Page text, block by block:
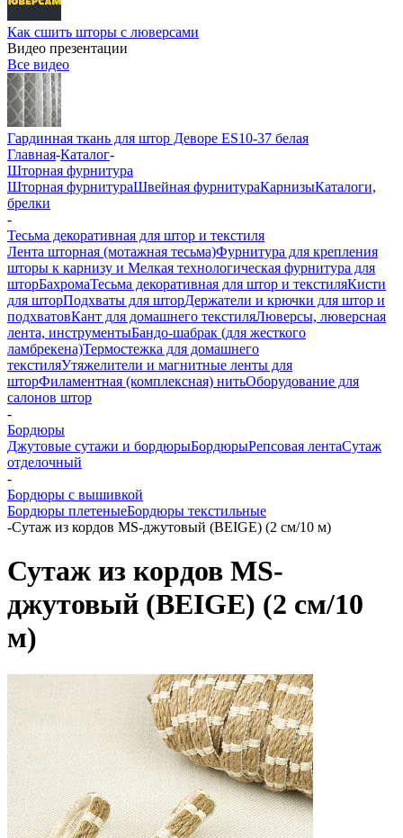
Как сшить шторы с люверсами
Видео презентации
Все видео
Гардинная ткань для штор Деворе ES10-37 белая
Главная-Каталог-
Шторная фурнитура
Шторная фурнитураШвейная фурнитураКарнизыКаталоги,
брелки
-
Тесьма декоративная для штор и текстиля
Лента шторная (мотажная тесьма)Фурнитура для крепления
шторы к карнизу и Мелкая технологическая фурнитура для
шторБахромаТесьма декоративная для штор и текстиляКисти
для шторПодхваты для шторДержатели и крючки для штор и
подхватовКант для домашнего текстиляЛюверсы, люверсная
лента, инструментыБандо-шабрак (для жесткого
ламбрекена)Термостежка для домашнего
текстиляУтяжелители и магнитные ленты для
шторФиламентная (комплексная) нитьОборудование для
салонов штор
-
Бордюры
Джутовые сутажи и бордюрыБордюрыРепсовая лентаСутаж
отделочный
-
Бордюры с вышивкой
Бордюры плетеныеБордюры текстильные
-Сутаж из кордов MS-джутовый (BEIGE) (2 см/10 м)
Сутаж из кордов MS-
джутовый (BEIGE) (2 см/10
м)